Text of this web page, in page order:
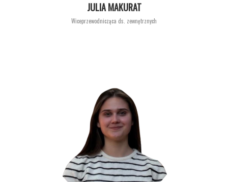
JULIA MAKURAT
Wiceprzewodnicząca ds. zewnętrznych